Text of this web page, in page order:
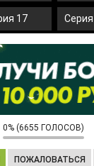
17
0% (6655 ГОЛОСОВ)
ПОЖАЛОВАТЬСЯ